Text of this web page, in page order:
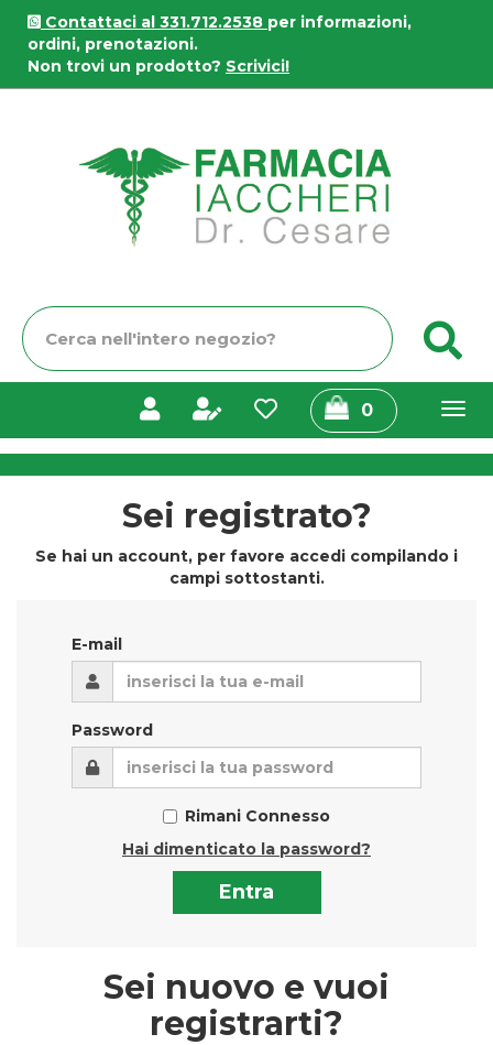
Passa
contenuto
principale
Contattaci al 331.712.2538 per informazioni,
ordini, prenotazioni.
Non trovi un prodotto? Scrivici!
Cerca
Prodotto
0prodotti
inseriti
Sei registrato?
Se hai un account, per favore accedi compilando i
campi sottostanti.
E-mail
Password
Rimani Connesso
Hai dimenticato la password?
Sei nuovo e vuoi
registrarti?